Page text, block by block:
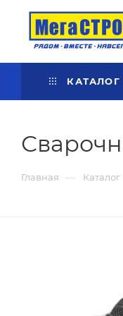
КАТАЛОГ
Главная — Каталог